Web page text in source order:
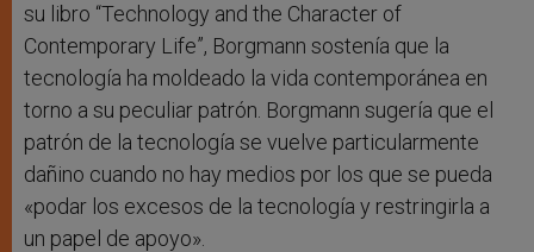
su libro “Technology and the Character of
Contemporary Life”, Borgmann sostenía que la
tecnología ha moldeado la vida contemporánea en
torno a su peculiar patrón. Borgmann sugería que el
patrón de la tecnología se vuelve particularmente
dañino cuando no hay medios por los que se pueda
«podar los excesos de la tecnología y restringirla a
un papel de apoyo».